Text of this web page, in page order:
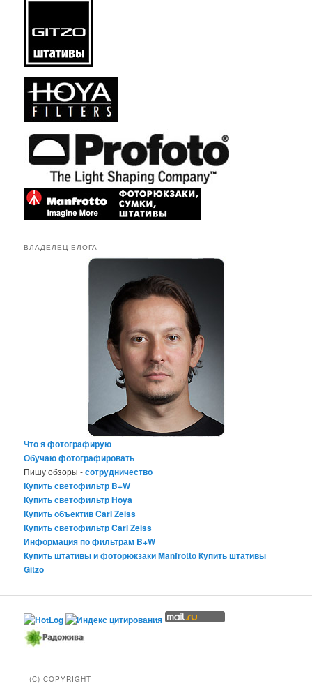
ВЛАДЕЛЕЦ БЛОГА
Что я фотографирую
Обучаю фотографировать
Пишу обзоры -сотрудничество
Купить светофильтр B+W
Купить светофильтр Hoya
Купить объектив Carl Zeiss
Купить светофильтр Carl Zeiss
Информация по фильтрам B+W
Купить штативы и фоторюкзаки ManfrottoКупить штативы
Gitzo
(C) COPYRIGHT